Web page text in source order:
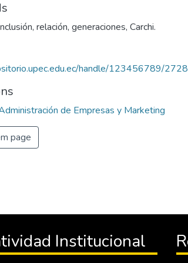
relación, generaciones, Carchi.
handle/123456789/2728
de Empresas y Marketing
page
Institucional